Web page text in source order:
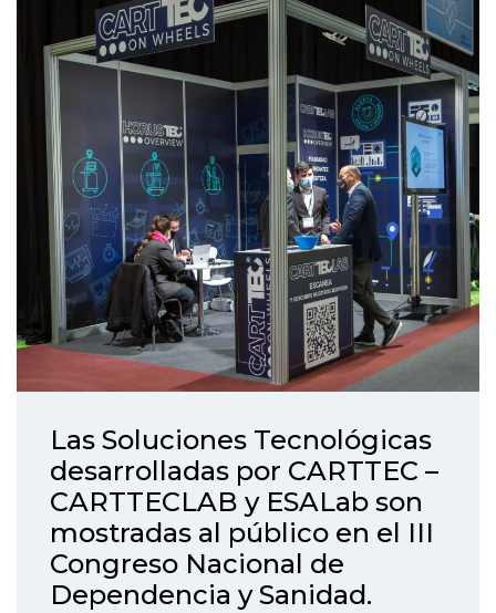
Las Soluciones Tecnológicas
desarrolladas por CARTTEC –
CARTTECLAB y ESALab son
mostradas al público en el III
Congreso Nacional de
Dependencia y Sanidad.